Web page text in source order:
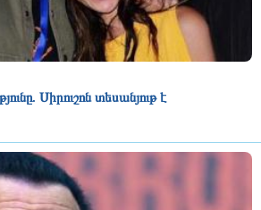
Սիրուշոն տեսանյութ է